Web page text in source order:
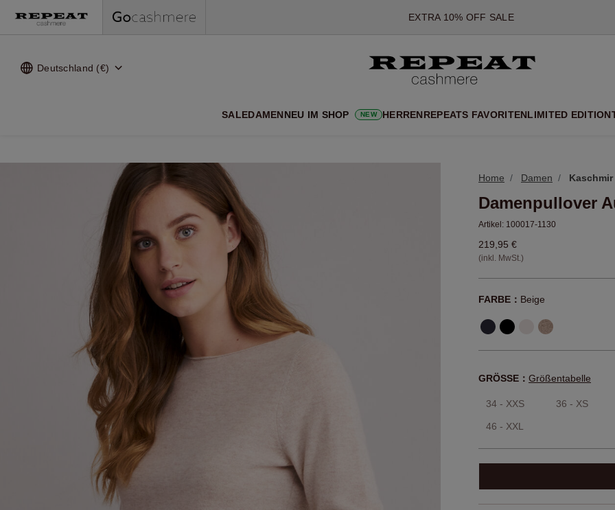
*DIESES ANGEBOT GILT BIS ZUM 12 AUGUST 2026
*GILT NICHT FÜR LIMITED EDITION
*AUSNAHMEN SIND MÖGLICH
NEUE CASHMERE-NEUHEITEN
EXTRA 10% OFF SALE
Deutschland (€)
SALEDAMENNEU IM SHOP NEW HERRENREPEATS FAVORITENLIMITED EDITION
Home Damen Kaschmir
Damenpullover
Artikel: 100017-1130
219,95 €
(inkl. MwSt.)
FARBE： Beige
GRÖSSE： Größentabelle
34 - XXS 36 - XS
46 - XXL